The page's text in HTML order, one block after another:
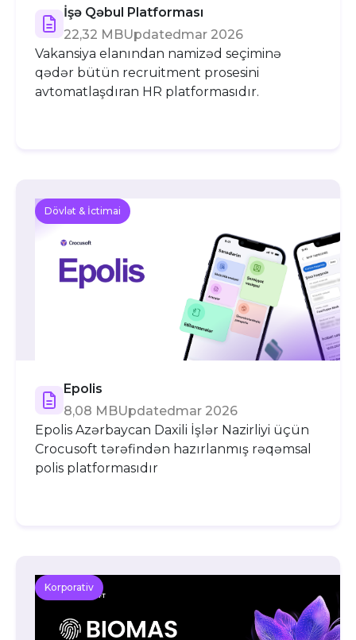
İşə Qəbul Platforması
22,32 MBUpdatedmar 2026
Vakansiya elanından namizəd seçiminə
qədər bütün recruitment prosesini
avtomatlaşdıran HR platformasıdır.
Dövlət & İctimai
Epolis
8,08 MBUpdatedmar 2026
Epolis Azərbaycan Daxili İşlər Nazirliyi üçün
Crocusoft tərəfindən hazırlanmış rəqəmsal
polis platformasıdır
Korporativ